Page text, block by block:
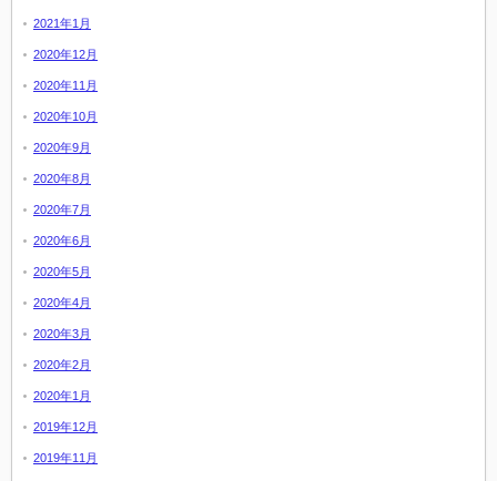
2021年1月
2020年12月
2020年11月
2020年10月
2020年9月
2020年8月
2020年7月
2020年6月
2020年5月
2020年4月
2020年3月
2020年2月
2020年1月
2019年12月
2019年11月